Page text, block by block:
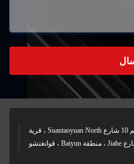
الغرفة B101 ، رقم 10 شارع Suantaoyuan North ، قرية